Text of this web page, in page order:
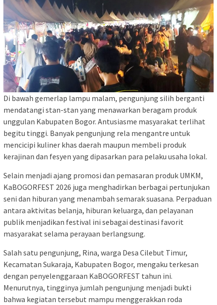
Di bawah gemerlap lampu malam, pengunjung silih berganti
mendatangi stan-stan yang menawarkan beragam produk
unggulan Kabupaten Bogor. Antusiasme masyarakat terlihat
begitu tinggi. Banyak pengunjung rela mengantre untuk
mencicipi kuliner khas daerah maupun membeli produk
kerajinan dan fesyen yang dipasarkan para pelaku usaha lokal.
Selain menjadi ajang promosi dan pemasaran produk UMKM,
KaBOGORFEST 2026 juga menghadirkan berbagai pertunjukan
seni dan hiburan yang menambah semarak suasana. Perpaduan
antara aktivitas belanja, hiburan keluarga, dan pelayanan
publik menjadikan festival ini sebagai destinasi favorit
masyarakat selama perayaan berlangsung.
Salah satu pengunjung, Rina, warga Desa Cilebut Timur,
Kecamatan Sukaraja, Kabupaten Bogor, mengaku terkesan
dengan penyelenggaraan KaBOGORFEST tahun ini.
Menurutnya, tingginya jumlah pengunjung menjadi bukti
bahwa kegiatan tersebut mampu menggerakkan roda